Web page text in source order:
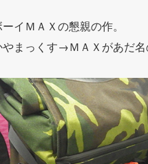
イＭＡＸの懇親の作。
まっくす→ＭＡＸがあだ名